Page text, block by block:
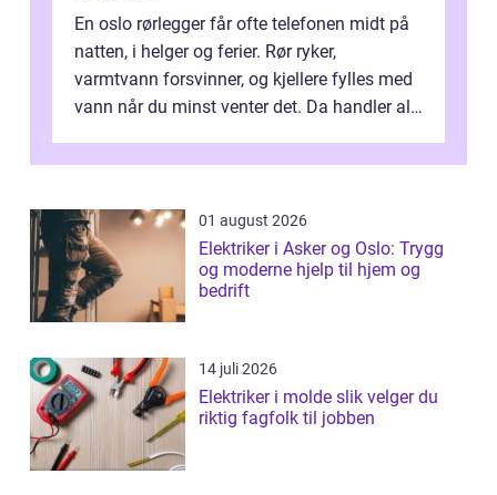
En oslo rørlegger får ofte telefonen midt på
natten, i helger og ferier. Rør ryker,
varmtvann forsvinner, og kjellere fylles med
vann når du minst venter det. Da handler alt
01 august 2026
Elektriker i Asker og Oslo: Trygg
og moderne hjelp til hjem og
bedrift
14 juli 2026
Elektriker i molde slik velger du
riktig fagfolk til jobben